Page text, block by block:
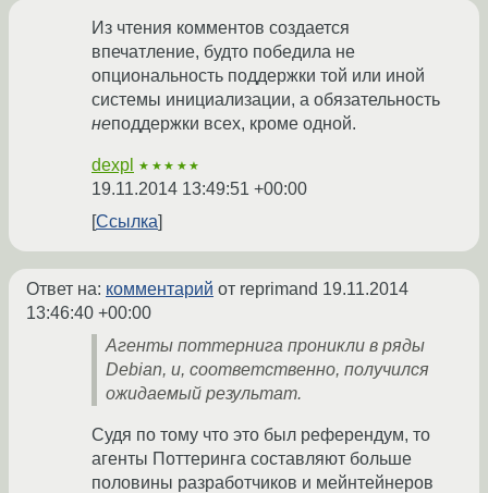
Из чтения комментов создается
впечатление, будто победила не
опциональность поддержки той или иной
системы инициализации, а обязательность
неподдержки всех, кроме одной.
dexpl ★★★★★
19.11.2014 13:49:51 +00:00
Ссылка
Ответ на: комментарий от reprimand 19.11.2014
13:46:40 +00:00
Агенты поттернига проникли в ряды
Debian, и, соответственно, получился
ожидаемый результат.
Судя по тому что это был референдум, то
агенты Поттеринга составляют больше
половины разработчиков и мейнтейнеров